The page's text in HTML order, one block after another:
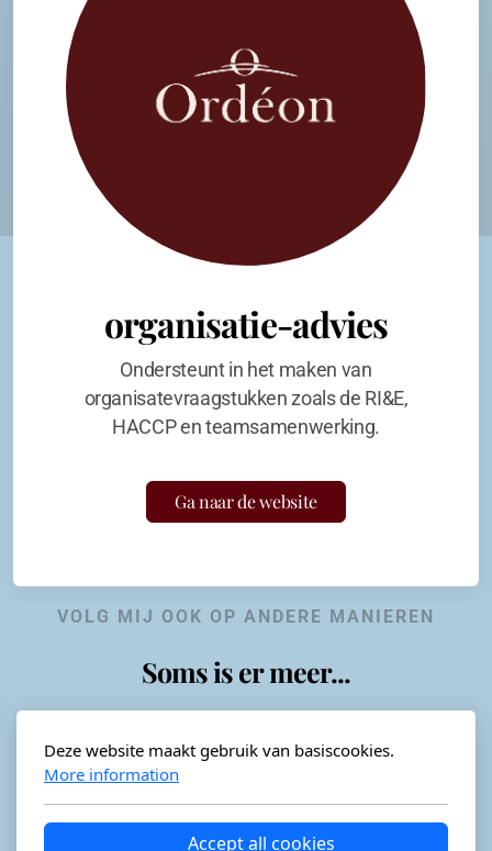
organisatie-advies
Ondersteunt in het maken van
organisatevraagstukken zoals de RI&E,
HACCP en teamsamenwerking.
Ga naar de website
VOLG MIJ OOK OP ANDERE MANIEREN
Soms is er meer...
Horeca-advies
Deze website maakt gebruik van basiscookies.
More information
Accept all cookies